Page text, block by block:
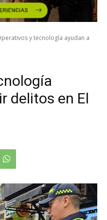
y tecnología ayudan a
delitos en El